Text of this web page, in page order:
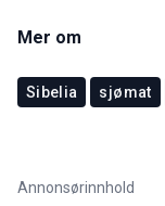
Mer om
Sibelia sjømat
Annonsørinnhold